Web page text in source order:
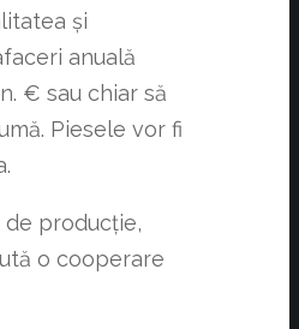
și
anuală
€ sau chiar să
Piesele vor fi
producție,
o cooperare